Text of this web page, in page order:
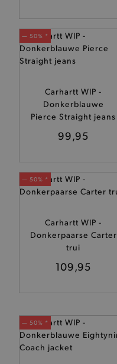
— 50% *
Carhartt WIP -
Donkerblauwe
Pierce Straight jeans
99,95
— 50% *
Carhartt WIP -
Donkerpaarse Carter
trui
109,95
— 50% *